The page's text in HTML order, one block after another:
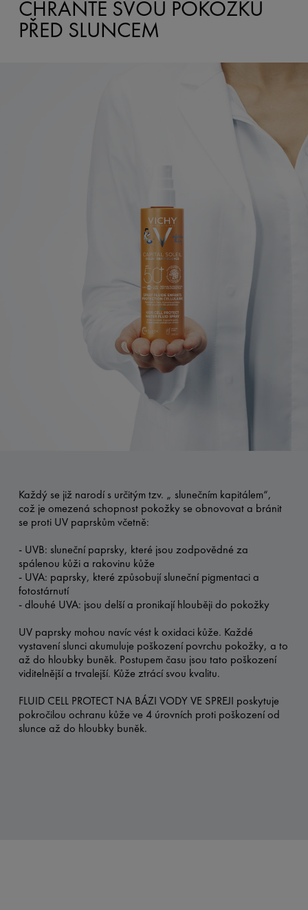
CHRAŇTE SVOU POKOŽKU
PŘED SLUNCEM
Každý se již narodí s určitým tzv. „ slunečním kapitálem“,
což je omezená schopnost pokožky se obnovovat a bránit
se proti UV paprskům včetně:
- UVB: sluneční paprsky, které jsou zodpovědné za
spálenou kůži a rakovinu kůže
- UVA: paprsky, které způsobují sluneční pigmentaci a
fotostárnutí
- dlouhé UVA: jsou delší a pronikají hlouběji do pokožky
UV paprsky mohou navíc vést k oxidaci kůže. Každé
vystavení slunci akumuluje poškození povrchu pokožky, a to
až do hloubky buněk. Postupem času jsou tato poškození
viditelnější a trvalejší. Kůže ztrácí svou kvalitu.
FLUID CELL PROTECT NA BÁZI VODY VE SPREJI poskytuje
pokročilou ochranu kůže ve 4 úrovních proti poškození od
slunce až do hloubky buněk.